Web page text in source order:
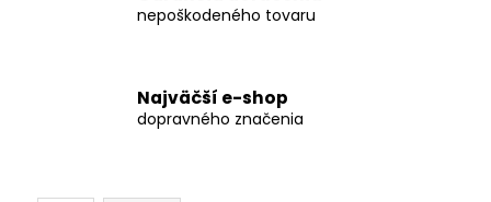
nepoškodeného tovaru
Najväčší e-shop
dopravného značenia